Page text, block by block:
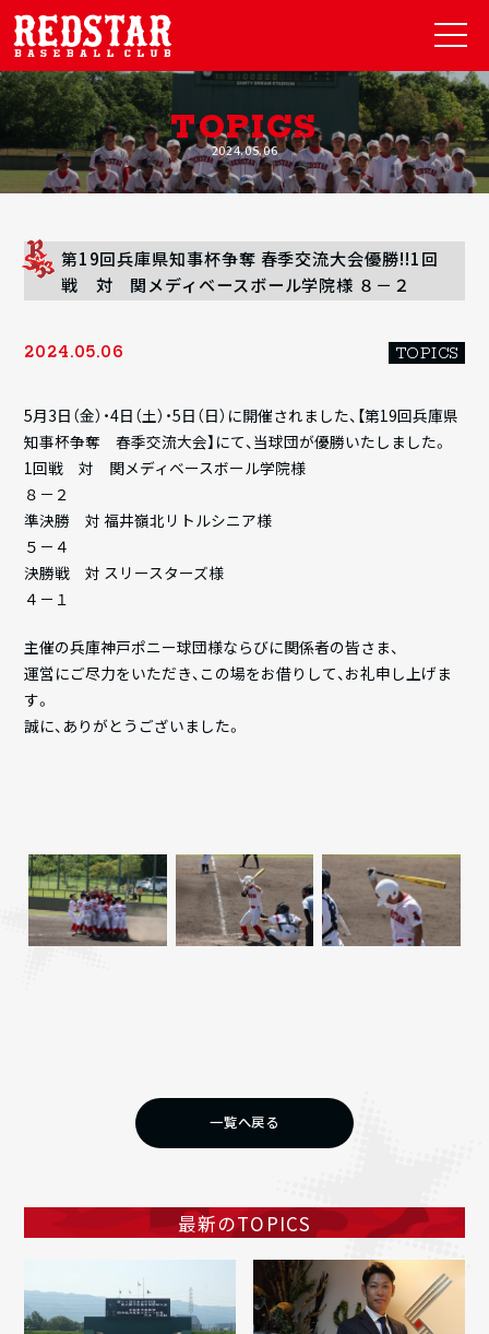
TOPICS
2024.05.06
第19回兵庫県知事杯争奪 春季交流大会優勝!!1回
戦 対 関メディベースボール学院様 ８－２
2024.05.06 TOPICS
5月3日（金）・4日（土）・5日（日）に開催されました、【第19回兵庫県
知事杯争奪 春季交流大会】にて、当球団が優勝いたしました。
1回戦 対 関メディベースボール学院様
８－２
準決勝 対 福井嶺北リトルシニア様
５－４
決勝戦 対 スリースターズ様
４－１
主催の兵庫神戸ポニー球団様ならびに関係者の皆さま、
運営にご尽力をいただき、この場をお借りして、お礼申し上げま
す。
誠に、ありがとうございました。
一覧へ戻る
最新のTOPICS